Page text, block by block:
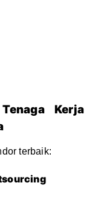
Kerja
terbaik: